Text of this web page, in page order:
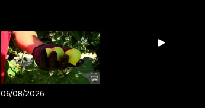
06/08/2026